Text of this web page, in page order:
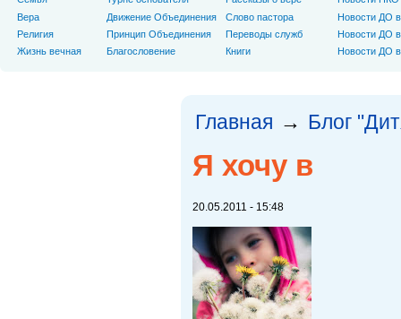
Главная → Блог
Я хочу в
20.05.2011 - 15:48
Вера
Религия
Жизнь вечная
Движение Объединения
Принцип Объединения
Благословение
Слово пастора
Переводы служб
Книги
Новости ДО
Новости ДО
Новости ДО